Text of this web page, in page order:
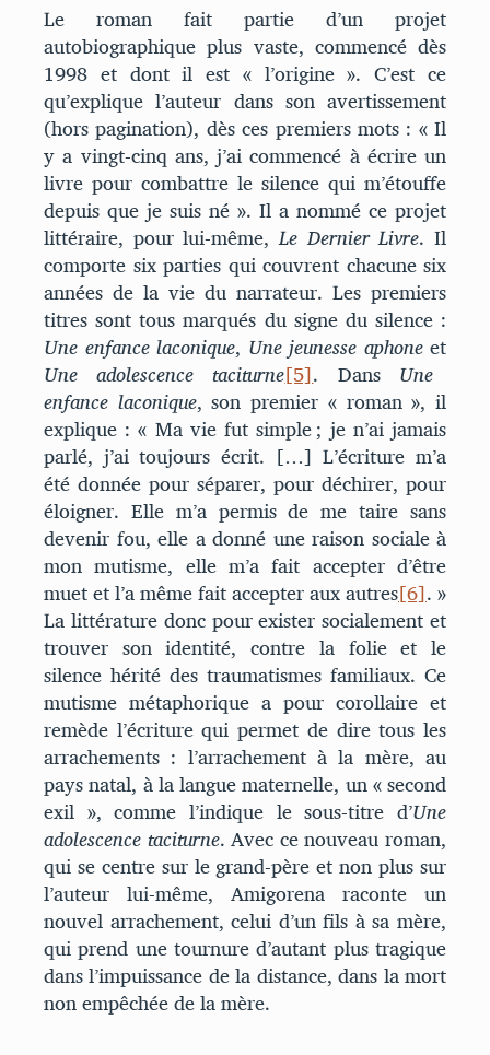
Le roman fait partie d’un projet
autobiographique plus vaste, commencé dès
1998 et dont il est « l’origine ». C’est ce
qu’explique l’auteur dans son avertissement
(hors pagination), dès ces premiers mots : « Il
y a vingt-cinq ans, j’ai commencé à écrire un
livre pour combattre le silence qui m’étouffe
depuis que je suis né ». Il a nommé ce projet
littéraire, pour lui-même,Le Dernier Livre. Il
comporte six parties qui couvrent chacune six
années de la vie du narrateur. Les premiers
titres sont tous marqués du signe du silence :
Une enfance laconique, Une jeunesse aphoneet
Une adolescence taciturne[5]. Dans Une
enfance laconique, son premier « roman », il
explique : « Ma vie fut simple ; je n’ai jamais
parlé, j’ai toujours écrit. […] L’écriture m’a
été donnée pour séparer, pour déchirer, pour
éloigner. Elle m’a permis de me taire sans
devenir fou, elle a donné une raison sociale à
mon mutisme, elle m’a fait accepter d’être
muet et l’a même fait accepter aux autres[6]. »
La littérature donc pour exister socialement et
trouver son identité, contre la folie et le
silence hérité des traumatismes familiaux. Ce
mutisme métaphorique a pour corollaire et
remède l’écriture qui permet de dire tous les
arrachements : l’arrachement à la mère, au
pays natal, à la langue maternelle, un « second
exil », comme l’indique le sous-titre d’Une
adolescence taciturne. Avec ce nouveau roman,
qui se centre sur le grand-père et non plus sur
l’auteur lui-même, Amigorena raconte un
nouvel arrachement, celui d’un fils à sa mère,
qui prend une tournure d’autant plus tragique
dans l’impuissance de la distance, dans la mort
non empêchée de la mère.